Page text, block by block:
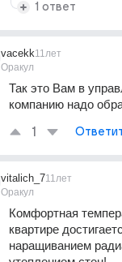
1 ответ
vacekk
Оракул
11лет
Так это Вам в
компанию надо
1
vitalich_7
Оракул
11лет
Комфортная
квартире
наращиванием